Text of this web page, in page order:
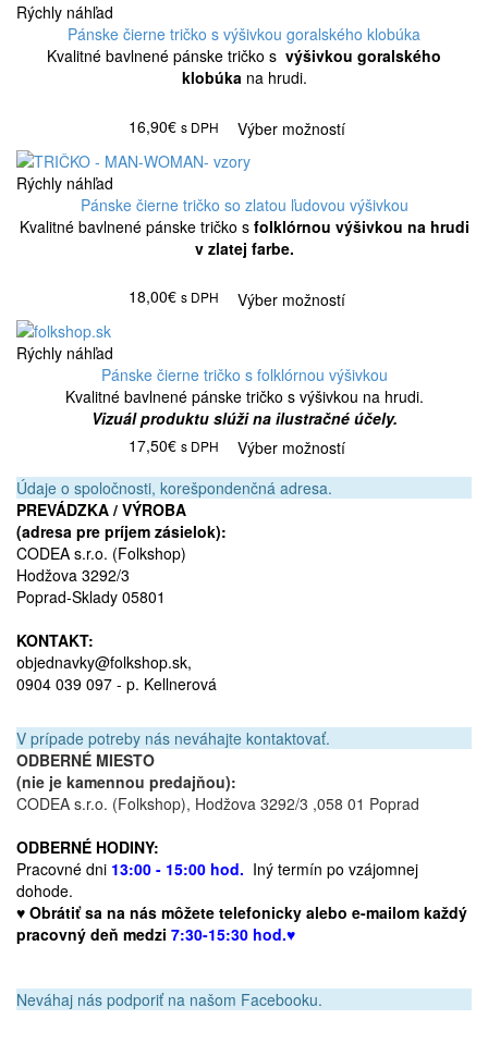
Rýchly náhľad
Pánske čierne tričko s výšivkou goralského klobúka
Kvalitné bavlnené pánske tričko s výšivkou goralského
klobúkana hrudi.
16,90€ s DPH Výber možností
Rýchly náhľad
Pánske čierne tričko so zlatou ľudovou výšivkou
Kvalitné bavlnené pánske tričko sfolklórnou výšivkou na hrudi
v zlatej farbe.
18,00€ s DPH Výber možností
Rýchly náhľad
Pánske čierne tričko s folklórnou výšivkou
Kvalitné bavlnené pánske tričko s výšivkou na hrudi.
Vizuál produktu slúži na ilustračné účely.
17,50€ s DPH
Výber možností
Údaje o spoločnosti, korešpondenčná adresa.
PREVÁDZKA / VÝROBA
(adresa pre príjem zásielok):
CODEA s.r.o. (Folkshop)
Hodžova 3292/3
Poprad-Sklady 05801
KONTAKT:
objednavky@folkshop.sk,
0904 039 097 - p. Kellnerová
V prípade potreby nás neváhajte kontaktovať.
ODBERNÉ MIESTO
(nie je kamennou predajňou):
CODEA s.r.o. (Folkshop), Hodžova 3292/3 ,058 01 Poprad
ODBERNÉ HODINY:
Pracovné dni 13:00 - 15:00 hod. Iný termín po vzájomnej
dohode.
♥ Obrátiť sa na nás môžete telefonicky alebo e-mailom každý
pracovný deň medzi 7:30-15:30 hod.♥
Neváhaj nás podporiť na našom Facebooku.